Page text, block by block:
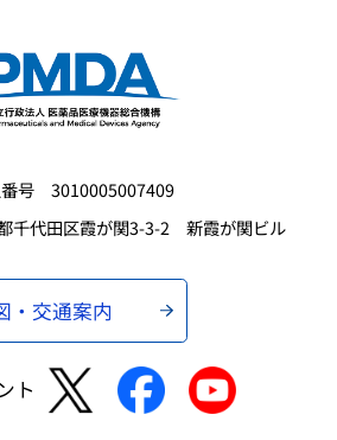
号 3010005007409
千代田区霞が関3-3-2 新霞が関ビル
・交通案内
ト